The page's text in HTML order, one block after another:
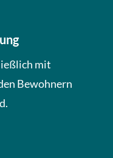
mit
Bewohnern